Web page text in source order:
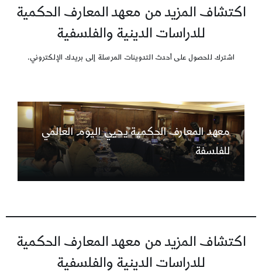
اكتشاف المزيد من معهد المعارف الحكمية
للدراسات الدينية والفلسفية
اشترك للحصول على أحدث التدوينات المرسلة إلى بريدك الإلكتروني.
معهد المعارف الحكمية يحيي اليوم العالمي
للفلسفة
اكتشاف المزيد من معهد المعارف الحكمية
للدراسات الدينية والفلسفية